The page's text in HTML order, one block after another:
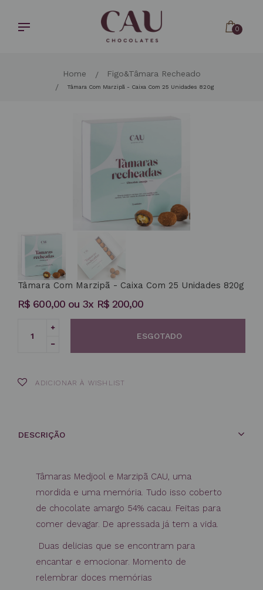
0
Home Figo&Tâmara Recheado
Tâmara Com Marzipã - Caixa Com 25 Unidades 820g
Tâmara Com Marzipã - Caixa Com 25 Unidades 820g
Preço
R$ 600,00 ou 3x R$ 200,00
Translation
missing:
Translation
ESGOTADO
ADICIONAR À WISHLIST
DESCRIÇÃO
Tâmaras Medjool e Marzipã CAU, uma
mordida e uma memória. Tudo isso coberto
de chocolate amargo 54% cacau. Feitas para
comer devagar. De apressada já tem a vida.
Duas delicias que se encontram para
encantar e emocionar. Momento de
relembrar doces memórias